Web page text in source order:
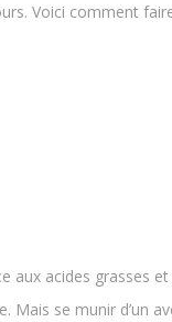
Voici comment
aux acides grasses
se munir d’un